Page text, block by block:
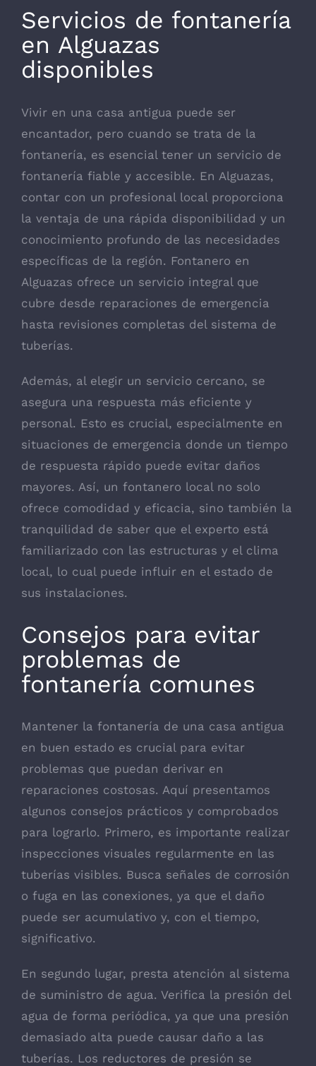
Servicios de fontanería
en Alguazas
disponibles
Vivir en una casa antigua puede ser
encantador, pero cuando se trata de la
fontanería, es esencial tener un servicio de
fontanería fiable y accesible. En Alguazas,
contar con un profesional local proporciona
la ventaja de una rápida disponibilidad y un
conocimiento profundo de las necesidades
específicas de la región. Fontanero en
Alguazas ofrece un servicio integral que
cubre desde reparaciones de emergencia
hasta revisiones completas del sistema de
tuberías.
Además, al elegir un servicio cercano, se
asegura una respuesta más eficiente y
personal. Esto es crucial, especialmente en
situaciones de emergencia donde un tiempo
de respuesta rápido puede evitar daños
mayores. Así, un fontanero local no solo
ofrece comodidad y eficacia, sino también la
tranquilidad de saber que el experto está
familiarizado con las estructuras y el clima
local, lo cual puede influir en el estado de
sus instalaciones.
Consejos para evitar
problemas de
fontanería comunes
Mantener la fontanería de una casa antigua
en buen estado es crucial para evitar
problemas que puedan derivar en
reparaciones costosas. Aquí presentamos
algunos consejos prácticos y comprobados
para lograrlo. Primero, es importante realizar
inspecciones visuales regularmente en las
tuberías visibles. Busca señales de corrosión
o fuga en las conexiones, ya que el daño
puede ser acumulativo y, con el tiempo,
significativo.
En segundo lugar, presta atención al sistema
de suministro de agua. Verifica la presión del
agua de forma periódica, ya que una presión
demasiado alta puede causar daño a las
tuberías. Los reductores de presión se